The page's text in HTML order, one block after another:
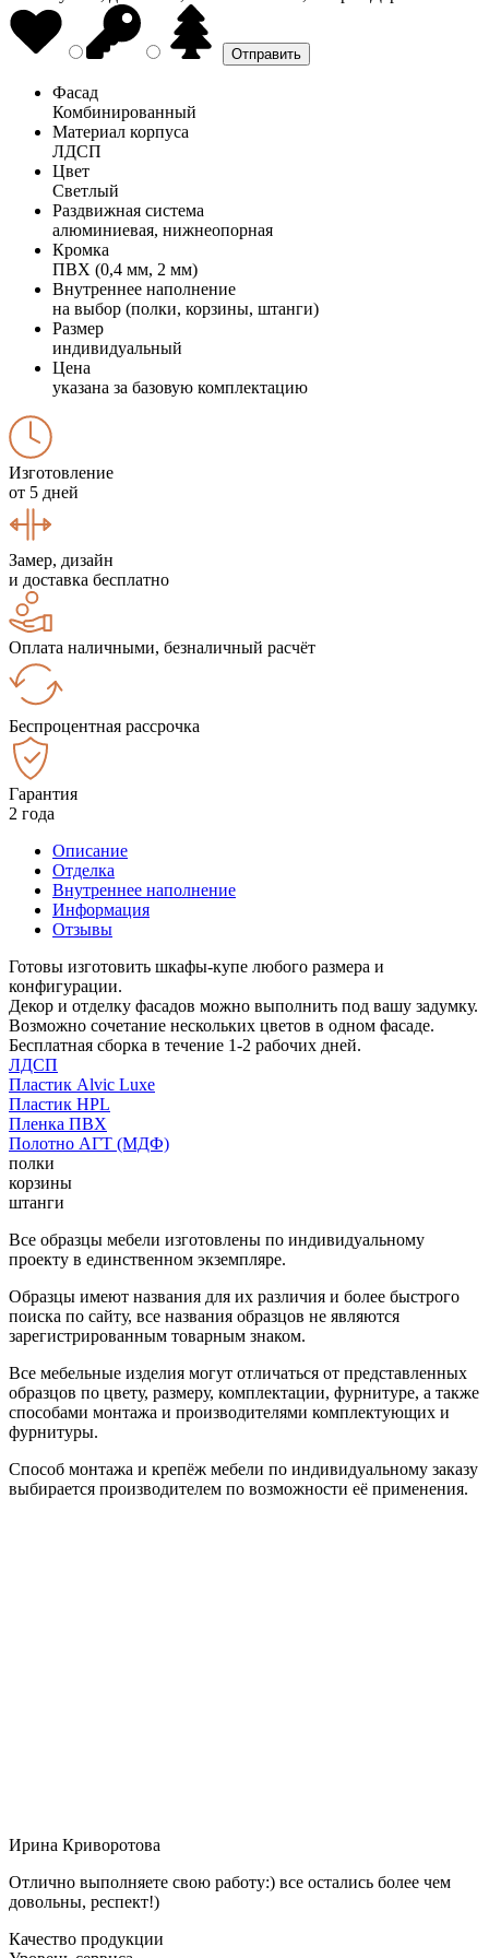
Фасад
Комбинированный
Материал корпуса
ЛДСП
Цвет
Светлый
Раздвижная система
алюминиевая, нижнеопорная
Кромка
ПВХ (0,4 мм, 2 мм)
Внутреннее наполнение
на выбор (полки, корзины, штанги)
Размер
индивидуальный
Цена
указана за базовую комплектацию
Изготовление
от 5 дней
Замер, дизайн
и доставка бесплатно
Оплата наличными, безналичный расчёт
Беспроцентная рассрочка
Гарантия
2 года
Описание
Отделка
Внутреннее наполнение
Информация
Отзывы
Готовы изготовить шкафы-купе любого размера и
конфигурации.
Декор и отделку фасадов можно выполнить под вашу задумку.
Возможно сочетание нескольких цветов в одном фасаде.
Бесплатная сборка в течение 1-2 рабочих дней.
ЛДСП
Пластик Alvic Luxe
Пластик HPL
Пленка ПВХ
Полотно АГТ (МДФ)
полки
корзины
штанги
Все образцы мебели изготовлены по индивидуальному
проекту в единственном экземпляре.
Образцы имеют названия для их различия и более быстрого
поиска по сайту, все названия образцов не являются
зарегистрированным товарным знаком.
Все мебельные изделия могут отличаться от представленных
образцов по цвету, размеру, комплектации, фурнитуре, а также
способами монтажа и производителями комплектующих и
фурнитуры.
Способ монтажа и крепёж мебели по индивидуальному заказу
выбирается производителем по возможности её применения.
Ирина Криворотова
Отлично выполняете свою работу:) все остались более чем
довольны, респект!)
Качество продукции